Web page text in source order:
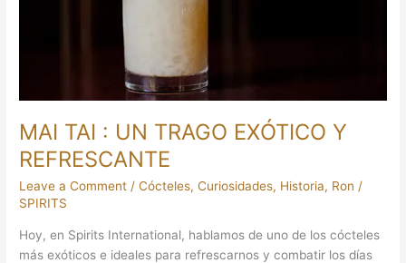
MAI TAI : UN TRAGO EXÓTICO Y
REFRESCANTE
Leave a Comment /Cócteles,Curiosidades, Historia, Ron /
SPIRITS
Hoy, en Spirits International, hablamos de uno de los cócteles
más exóticos e ideales para refrescarnos y combatir los días